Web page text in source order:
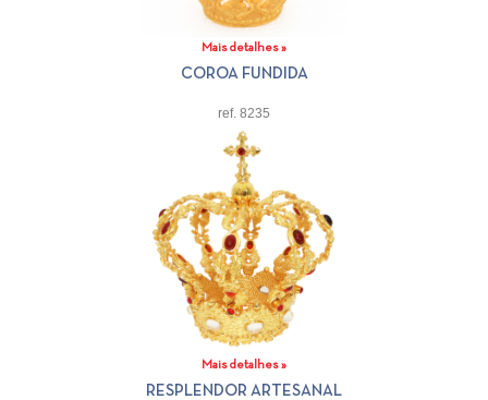
Mais detalhes »
COROA FUNDIDA
ref. 8235
Mais detalhes »
RESPLENDOR ARTESANAL